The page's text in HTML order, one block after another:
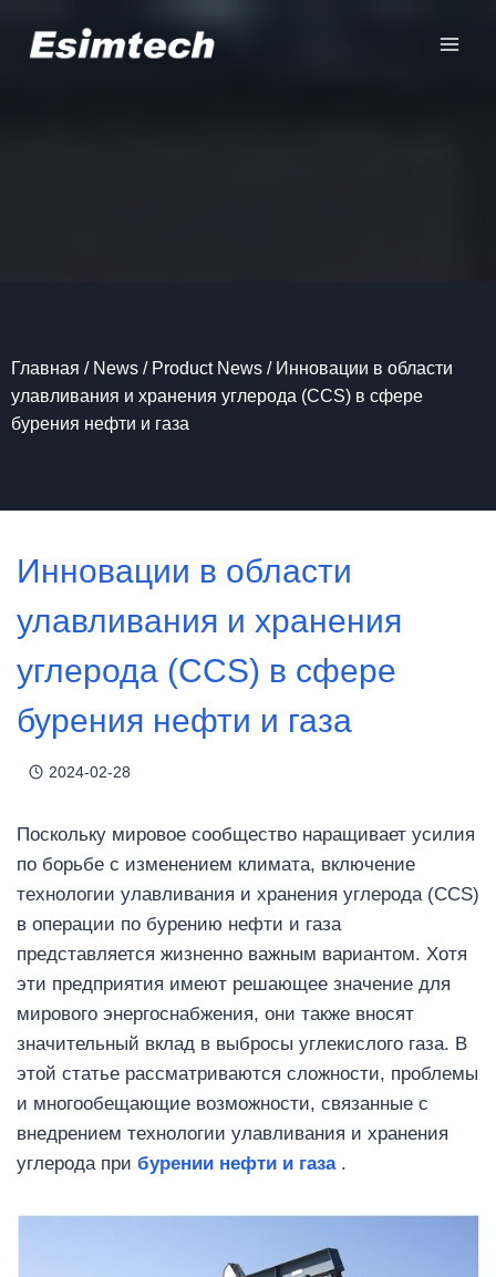
Главная / News / Product News / Инновации в области
улавливания и хранения углерода (CCS) в сфере
бурения нефти и газа
Инновации в области
улавливания и хранения
углерода (CCS) в сфере
бурения нефти и газа
2024-02-28
Поскольку мировое сообщество наращивает усилия
по борьбе с изменением климата, включение
технологии улавливания и хранения углерода (CCS)
в операции по бурению нефти и газа
представляется жизненно важным вариантом. Хотя
эти предприятия имеют решающее значение для
мирового энергоснабжения, они также вносят
значительный вклад в выбросы углекислого газа. В
этой статье рассматриваются сложности, проблемы
и многообещающие возможности, связанные с
внедрением технологии улавливания и хранения
углерода при бурении нефти и газа.